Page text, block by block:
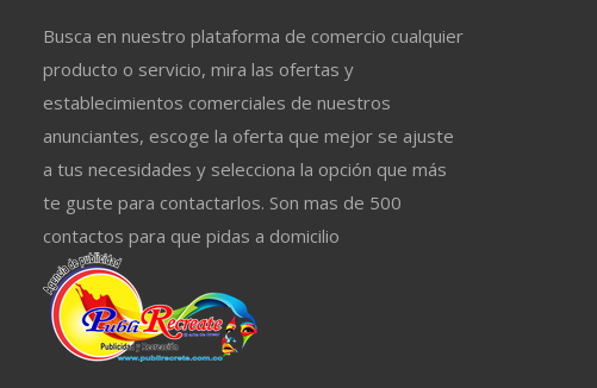
Busca en nuestro plataforma de comercio cualquier
producto o servicio, mira las ofertas y
establecimientos comerciales de nuestros
anunciantes, escoge la oferta que mejor se ajuste
a tus necesidades y selecciona la opción que más
te guste para contactarlos. Son mas de 500
contactos para que pidas a domicilio